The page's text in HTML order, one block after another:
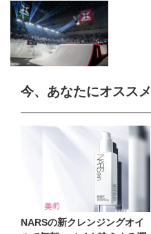
今、あなたにオススメ
NARSの新クレンジングオイ